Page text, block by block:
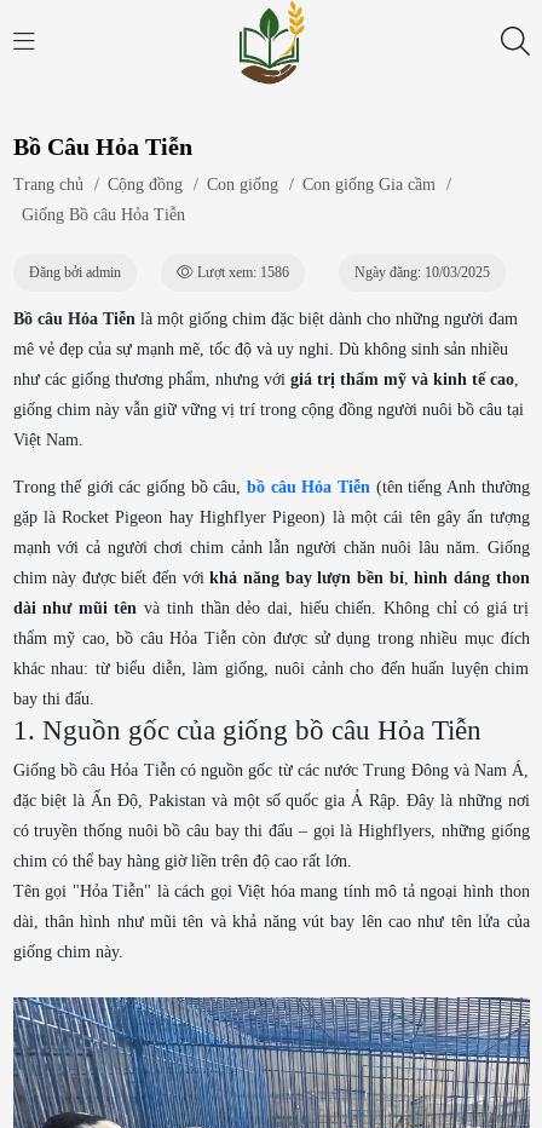
Bồ Câu Hỏa Tiễn
Trang chủ / Cộng đồng / Con giống / Con giống Gia cầm
/
Giống Bồ câu Hỏa Tiễn
Đăng bởi admin Lượt xem: 1586 Ngày đăng: 10/03/2025
Bồ câu Hỏa Tiễnlà một giống chim đặc biệt dành cho những người đam
mê vẻ đẹp của sự mạnh mẽ, tốc độ và uy nghi. Dù không sinh sản nhiều
như các giống thương phẩm, nhưng với giá trị thẩm mỹ và kinh tế cao,
giống chim này vẫn giữ vững vị trí trong cộng đồng người nuôi bồ câu tại
Việt Nam.
Trong thế giới các giống bồ câu, bồ câu Hỏa Tiễn(tên tiếng Anh thường
gặp làRocket Pigeon hayHighflyer Pigeon) là một cái tên gây ấn tượng
mạnh với cả người chơi chim cảnh lẫn người chăn nuôi lâu năm. Giống
chim này được biết đến vớikhả năng bay lượn bền bỉ,hình dáng thon
dài như mũi tên và tinh thần dẻo dai, hiếu chiến. Không chỉ có giá trị
thẩm mỹ cao, bồ câu Hỏa Tiễn còn được sử dụng trong nhiều mục đích
khác nhau: từ biểu diễn, làm giống, nuôi cảnh cho đến huấn luyện chim
bay thi đấu.
1. Nguồn gốc của giống bồ câu Hỏa Tiễn
Giống bồ câu Hỏa Tiễn có nguồn gốc từ các nước Trung Đông và Nam Á,
đặc biệt là Ấn Độ, Pakistan và một số quốc gia Ả Rập. Đây là những nơi
có truyền thống nuôi bồ câu bay thi đấu – gọi làHighflyers, những giống
chim có thể bay hàng giờ liền trên độ cao rất lớn.
Tên gọi "Hỏa Tiễn" là cách gọi Việt hóa mang tính mô tả ngoại hình thon
dài, thân hình như mũi tên và khả năng vút bay lên cao như tên lửa của
giống chim này.